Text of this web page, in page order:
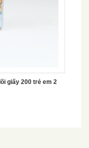
giấy 200 trẻ em 2